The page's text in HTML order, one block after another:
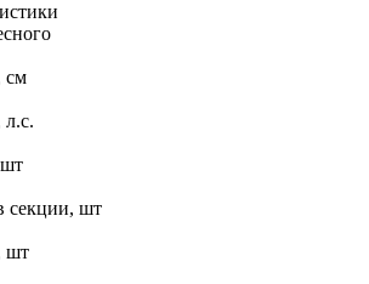
см
секции, шт
шт